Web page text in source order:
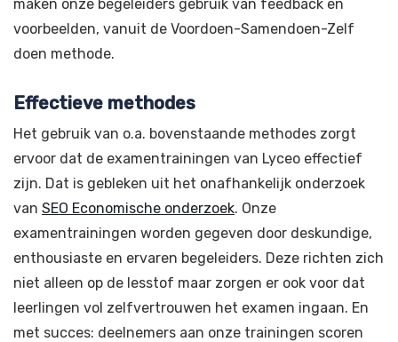
maken onze begeleiders gebruik van feedback en
voorbeelden, vanuit de Voordoen-Samendoen-Zelf
doen methode.
Effectieve methodes
Het gebruik van o.a. bovenstaande methodes zorgt
ervoor dat de examentrainingen van Lyceo effectief
zijn. Dat is gebleken uit het onafhankelijk onderzoek
van SEO Economische onderzoek. Onze
examentrainingen worden gegeven door deskundige,
enthousiaste en ervaren begeleiders. Deze richten zich
niet alleen op de lesstof maar zorgen er ook voor dat
leerlingen vol zelfvertrouwen het examen ingaan. En
met succes: deelnemers aan onze trainingen scoren